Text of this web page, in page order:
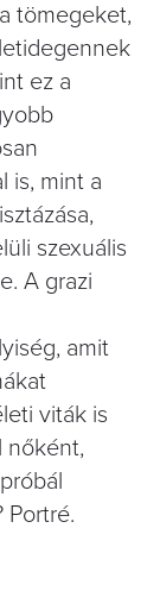
tömegeket,
ez a
is, mint a
szexuális
A grazi
amit
viták is
nőként,
Portré.